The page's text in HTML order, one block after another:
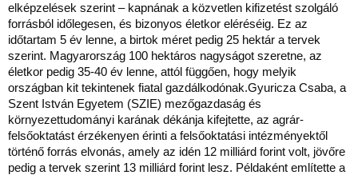
elképzelések szerint – kapnának a közvetlen kifizetést szolgáló
forrásból időlegesen, és bizonyos életkor eléréséig. Ez az
időtartam 5 év lenne, a birtok méret pedig 25 hektár a tervek
szerint. Magyarország 100 hektáros nagyságot szeretne, az
életkor pedig 35-40 év lenne, attól függően, hogy melyik
országban kit tekintenek fiatal gazdálkodónak.Gyuricza Csaba, a
Szent István Egyetem (SZIE) mezőgazdaság és
környezettudományi karának dékánja kifejtette, az agrár-
felsőoktatást érzékenyen érinti a felsőoktatási intézményektől
történő forrás elvonás, amely az idén 12 milliárd forint volt, jövőre
pedig a tervek szerint 13 milliárd forint lesz. Példaként említette a